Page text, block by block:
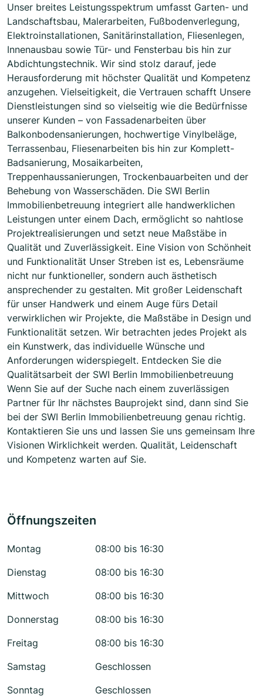
Unser breites Leistungsspektrum umfasst Garten- und
Landschaftsbau, Malerarbeiten, Fußbodenverlegung,
Elektroinstallationen, Sanitärinstallation, Fliesenlegen,
Innenausbau sowie Tür- und Fensterbau bis hin zur
Abdichtungstechnik. Wir sind stolz darauf, jede
Herausforderung mit höchster Qualität und Kompetenz
anzugehen. Vielseitigkeit, die Vertrauen schafft Unsere
Dienstleistungen sind so vielseitig wie die Bedürfnisse
unserer Kunden – von Fassadenarbeiten über
Balkonbodensanierungen, hochwertige Vinylbeläge,
Terrassenbau, Fliesenarbeiten bis hin zur Komplett-
Badsanierung, Mosaikarbeiten,
Treppenhaussanierungen, Trockenbauarbeiten und der
Behebung von Wasserschäden. Die SWI Berlin
Immobilienbetreuung integriert alle handwerklichen
Leistungen unter einem Dach, ermöglicht so nahtlose
Projektrealisierungen und setzt neue Maßstäbe in
Qualität und Zuverlässigkeit. Eine Vision von Schönheit
und Funktionalität Unser Streben ist es, Lebensräume
nicht nur funktioneller, sondern auch ästhetisch
ansprechender zu gestalten. Mit großer Leidenschaft
für unser Handwerk und einem Auge fürs Detail
verwirklichen wir Projekte, die Maßstäbe in Design und
Funktionalität setzen. Wir betrachten jedes Projekt als
ein Kunstwerk, das individuelle Wünsche und
Anforderungen widerspiegelt. Entdecken Sie die
Qualitätsarbeit der SWI Berlin Immobilienbetreuung
Wenn Sie auf der Suche nach einem zuverlässigen
Partner für Ihr nächstes Bauprojekt sind, dann sind Sie
bei der SWI Berlin Immobilienbetreuung genau richtig.
Kontaktieren Sie uns und lassen Sie uns gemeinsam Ihre
Visionen Wirklichkeit werden. Qualität, Leidenschaft
und Kompetenz warten auf Sie.
Öffnungszeiten
Montag
08:00 bis 16:30
Dienstag
08:00 bis 16:30
Mittwoch
08:00 bis 16:30
Donnerstag
08:00 bis 16:30
Freitag
08:00 bis 16:30
Samstag
Geschlossen
Sonntag
Geschlossen